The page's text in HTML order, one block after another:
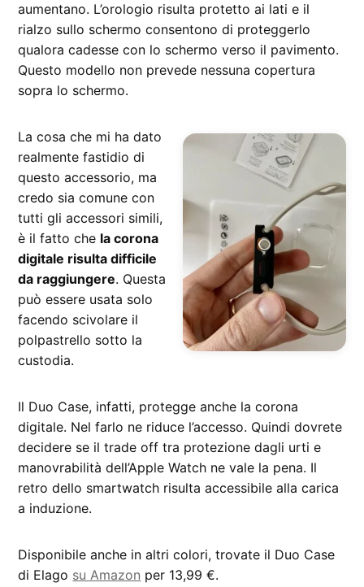
aumentano. L’orologio risulta protetto ai lati e il
rialzo sullo schermo consentono di proteggerlo
qualora cadesse con lo schermo verso il pavimento.
Questo modello non prevede nessuna copertura
sopra lo schermo.
La cosa che mi ha dato
realmente fastidio di
questo accessorio, ma
credo sia comune con
tutti gli accessori simili,
è il fatto che la corona
digitale risulta difficile
da raggiungere. Questa
può essere usata solo
facendo scivolare il
polpastrello sotto la
custodia.
Il Duo Case, infatti, protegge anche la corona
digitale. Nel farlo ne riduce l’accesso. Quindi dovrete
decidere se il trade off tra protezione dagli urti e
manovrabilità dell’Apple Watch ne vale la pena. Il
retro dello smartwatch risulta accessibile alla carica
a induzione.
Disponibile anche in altri colori, trovate il Duo Case
di Elago su Amazon per 13,99 €.